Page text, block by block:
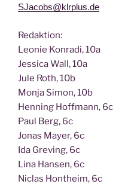
SJacobs@klrplus.de
Redak­ti­on:
Leo­nie Kon­ra­di, 10a
Jes­si­ca Wall, 10a
Jule Roth, 10b
Mon­ja Simon, 10b
Hen­ning Hoff­mann, 6c
Paul Berg, 6c
Jonas May­er, 6c
Ida Gre­ving, 6c
Lina Han­sen, 6c
Nic­las Hont­heim, 6c